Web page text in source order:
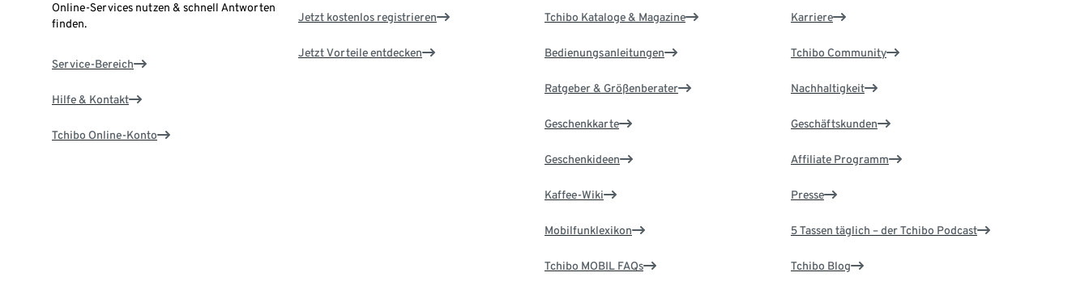
Online-Services nutzen & schnell Antworten
finden.
Service-Bereich
Hilfe & Kontakt
Tchibo Online-Konto
Jetzt kostenlos registrieren
Jetzt Vorteile entdecken
Tchibo Kataloge & Magazine
Bedienungsanleitungen
Ratgeber & Größenberater
Geschenkkarte
Geschenkideen
Kaffee-Wiki
Mobilfunklexikon
Tchibo MOBIL FAQs
Karriere
Tchibo Community
Nachhaltigkeit
Geschäftskunden
Affiliate Programm
Presse
5 Tassen täglich – der Tchibo Podcast
Tchibo Blog